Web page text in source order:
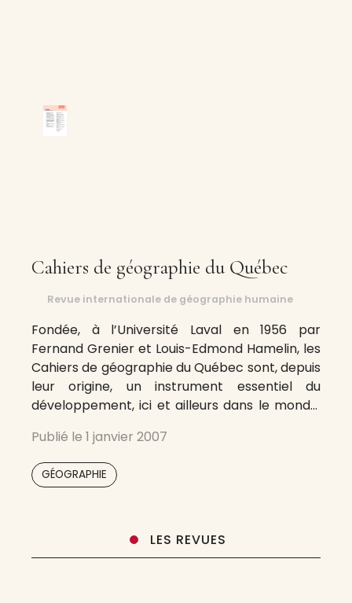
Cahiers de géographie du Québec
Revue internationale de géographie humaine
Fondée, à l’Université Laval en 1956 par
Fernand Grenier et Louis-Edmond Hamelin, les
Cahiers de géographie du Québec sont, depuis
leur origine, un instrument essentiel du
développement, ici et ailleurs dans le monde,
et de loin, la principale revue francophone de
géographie humaine au Canada. Ils
constituent, grâce
Publié le 1 janvier 2007
GÉOGRAPHIE
LES REVUES